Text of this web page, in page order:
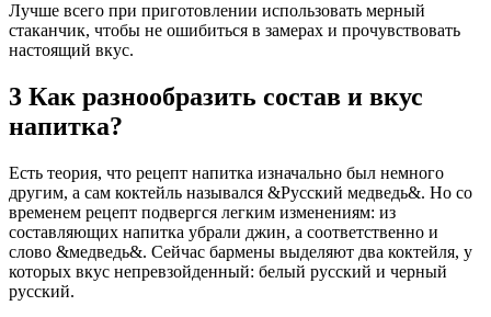
Лучше всего при приготовлении использовать мерный
стаканчик, чтобы не ошибиться в замерах и прочувствовать
настоящий вкус.
3 Как разнообразить состав и вкус
напитка?
Есть теория, что рецепт напитка изначально был немного
другим, а сам коктейль назывался &Русский медведь&. Но со
временем рецепт подвергся легким изменениям: из
составляющих напитка убрали джин, а соответственно и
слово &медведь&. Сейчас бармены выделяют два коктейля, у
которых вкус непревзойденный: белый русский и черный
русский.